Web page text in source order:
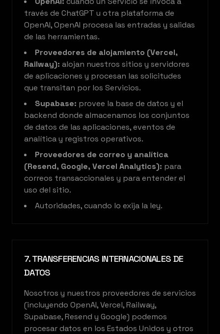
través de ChatGPT u otra plataforma de
OpenAI, OpenAI procesa las entradas y salidas
de las herramientas.
Proveedores de alojamiento (Vercel,
Railway): alojan nuestros sitios y servidores
de aplicaciones y procesan las solicitudes
que transitan por los Servicios.
Supabase: provee la base de datos y el
backend donde almacenamos los conjuntos
de datos de las aplicaciones, eventos de
analítica y registros operativos.
Proveedores de correo y analítica
(Resend, Google, Vercel Analytics): para
correos transaccionales y para entender el
uso del sitio.
Autoridades, cuando lo exija la ley.
7. TRANSFERENCIAS INTERNACIONALES DE
DATOS
Nosotros y nuestros proveedores de servicios
(incluyendo OpenAI, Vercel, Railway,
Supabase, Resend y Google) podemos
procesar datos en los Estados Unidos y otros